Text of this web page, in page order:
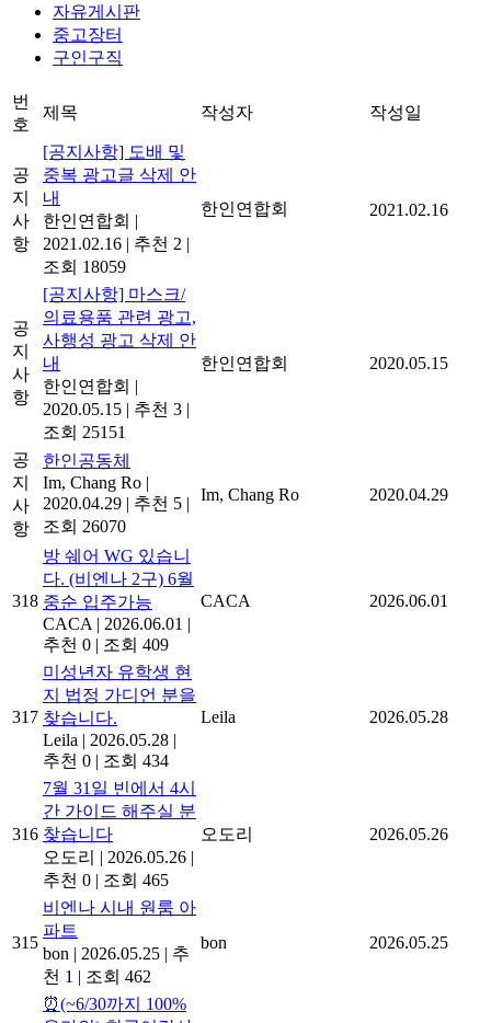
자유게시판
중고장터
구인구직
번
호
제목 작성자 작성일
공
지
사
항
[공지사항] 도배 및
중복 광고글 삭제 안
내
한인연합회 |
2021.02.16 | 추천 2 |
조회 18059
한인연합회 2021.02.16
공
지
사
항
[공지사항] 마스크/
의료용품 관련 광고,
사행성 광고 삭제 안
내
한인연합회 |
2020.05.15 | 추천 3 |
조회 25151
한인연합회 2020.05.15
공
지
사
항
한인공동체
Im, Chang Ro |
2020.04.29 | 추천 5 |
조회 26070
Im, Chang Ro 2020.04.29
318
방 쉐어 WG 있습니
다. (비엔나 2구) 6월
중순 입주가능
CACA | 2026.06.01 |
추천 0 | 조회 409
CACA 2026.06.01
317
미성년자 유학생 현
지 법정 가디언 분을
찾습니다.
Leila | 2026.05.28 |
추천 0 | 조회 434
Leila 2026.05.28
316
7월 31일 빈에서 4시
간 가이드 해주실 분
찾습니다
오도리 | 2026.05.26 |
추천 0 | 조회 465
오도리 2026.05.26
315
비엔나 시내 원룸 아
파트
bon | 2026.05.25 | 추
천 1 | 조회 462
bon 2026.05.25
⏰(~6/30까지 100%